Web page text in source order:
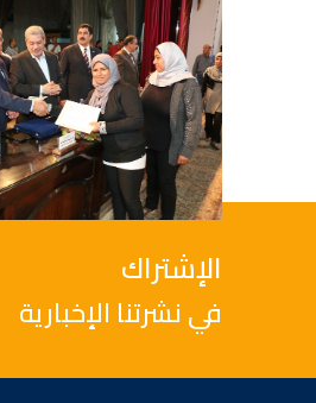
الإشتراك
في نشرتنا الإخبارية